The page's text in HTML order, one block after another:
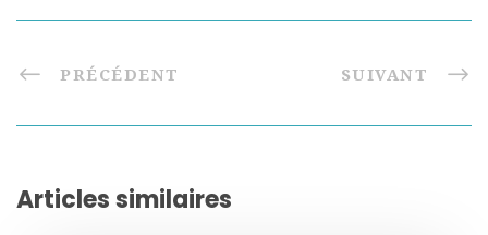
PRÉCÉDENT SUIVANT
Articles similaires